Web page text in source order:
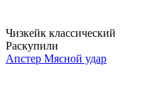
Чизкейк классический
Раскупили
Апстер Мясной удар